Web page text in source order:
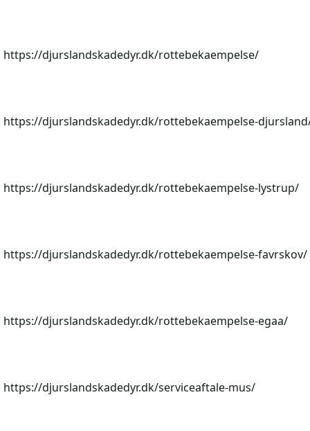
https://djurslandskadedyr.dk/rottebekaempelse/
https://djurslandskadedyr.dk/rottebekaempelse-
https://djurslandskadedyr.dk/rottebekaempelse-lystrup/
https://djurslandskadedyr.dk/rottebekaempelse-favrskov/
https://djurslandskadedyr.dk/rottebekaempelse-egaa/
https://djurslandskadedyr.dk/serviceaftale-mus/